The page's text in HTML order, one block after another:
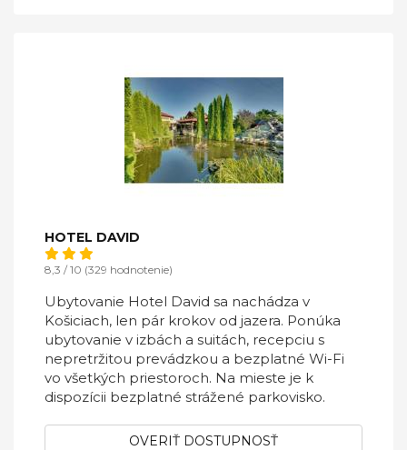
HOTEL DAVID
8,3 / 10 (329 hodnotenie)
Ubytovanie Hotel David sa nachádza v
Košiciach, len pár krokov od jazera. Ponúka
ubytovanie v izbách a suitách, recepciu s
nepretržitou prevádzkou a bezplatné Wi-Fi
vo všetkých priestoroch. Na mieste je k
dispozícii bezplatné strážené parkovisko.
OVERIŤ DOSTUPNOSŤ